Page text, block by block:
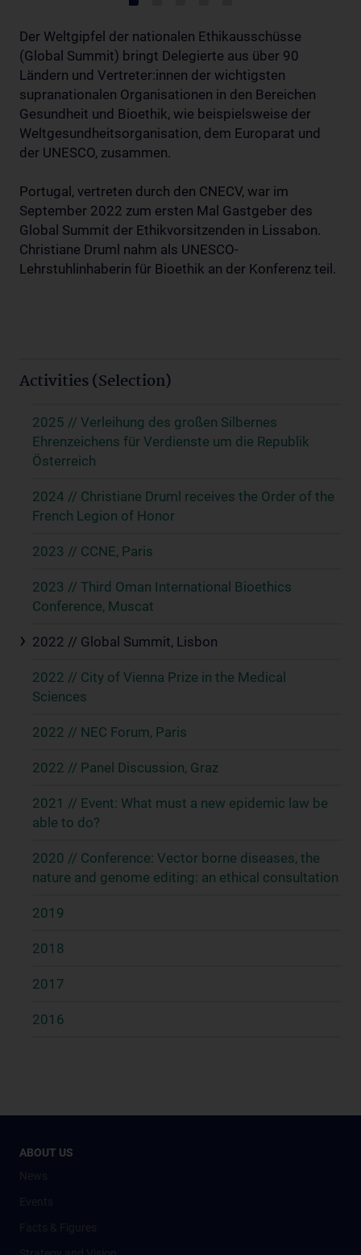
Der Weltgipfel der nationalen Ethikausschüsse
(Global Summit) bringt Delegierte aus über 90
Ländern und Vertreter:innen der wichtigsten
supranationalen Organisationen in den Bereichen
Gesundheit und Bioethik, wie beispielsweise der
Weltgesundheitsorganisation, dem Europarat und
der UNESCO, zusammen.
Portugal, vertreten durch den CNECV, war im
September 2022 zum ersten Mal Gastgeber des
Global Summit der Ethikvorsitzenden in Lissabon.
Christiane Druml nahm als UNESCO-
Lehrstuhlinhaberin für Bioethik an der Konferenz teil.
Activities (Selection)
2025 // Verleihung des großen Silbernes
Ehrenzeichens für Verdienste um die Republik
Österreich
2024 // Christiane Druml receives the Order of the
French Legion of Honor
2023 // CCNE, Paris
2023 // Third Oman International Bioethics
Conference, Muscat
2022 // Global Summit, Lisbon
2022 // City of Vienna Prize in the Medical
Sciences
2022 // NEC Forum, Paris
2022 // Panel Discussion, Graz
2021 // Event: What must a new epidemic law be
able to do?
2020 // Conference: Vector borne diseases, the
nature and genome editing: an ethical consultation
2019
2018
2017
2016
ABOUT US